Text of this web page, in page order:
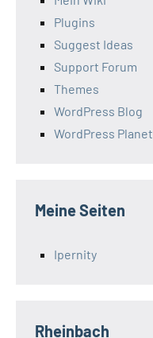
Plugins
Suggest Ideas
Support Forum
Themes
WordPress Blog
WordPress Planet
Meine Seiten
Ipernity
Rheinbach